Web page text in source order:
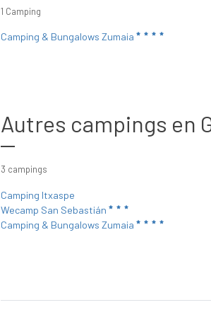
1 Camping
Camping & Bungalows Zumaia
Autres campings en
3 campings
Camping Itxaspe
Wecamp San Sebastián
Camping & Bungalows Zumaia